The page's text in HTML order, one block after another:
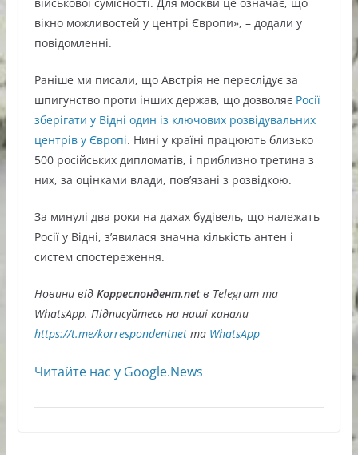
вікно можливостей у центрі Європи», – додали у
повідомленні.
Раніше ми писали, що Австрія не переслідує за
шпигунство проти інших держав, що дозволяє Росії
зберігати у Відні один із ключових розвідувальних
центрів у Європі. Нині у країні працюють близько
500 російських дипломатів, і приблизно третина з
них, за оцінками влади, пов’язані з розвідкою.
За минулі два роки на дахах будівель, що належать
Росії у Відні, з’явилася значна кількість антен і
систем спостереження.
Новини відКорреспондент.netв Telegram та
WhatsApp. Підписуйтесь на наші канали
https://t.me/korrespondentnetта WhatsApp
Читайте нас у Google.News